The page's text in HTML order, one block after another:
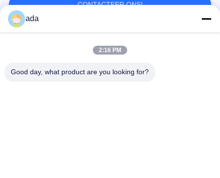
CONTACTEER ONS!
populaire categorieën
De Plaat van de
de plaat van de
ada
2:16 PM
Good day, what product are you looking for?